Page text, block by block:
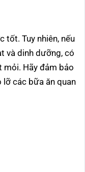
tốt. Tuy nhiên, nếu
và dinh dưỡng, có
Hãy đảm bảo
lỡ các bữa ăn quan